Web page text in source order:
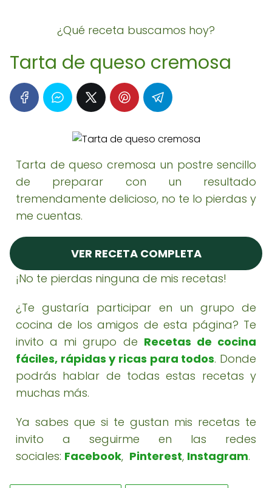
¿Qué receta buscamos hoy?
Tarta de queso cremosa
Tarta de queso cremosa un postre sencillo
de preparar con un resultado
tremendamente delicioso, no te lo pierdas y
me cuentas.
VER RECETA COMPLETA
¡No te pierdas ninguna de mis recetas!
¿Te gustaría participar en un grupo de
cocina de los amigos de esta página? Te
invito a mi grupo de Recetas de cocina
fáciles, rápidas y ricas para todos. Donde
podrás hablar de todas estas recetas y
muchas más.
Ya sabes que si te gustan mis recetas te
invito a seguirme en las redes
sociales: Facebook, Pinterest, Instagram.